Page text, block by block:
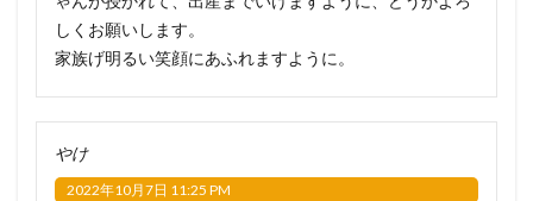
しくお願いします。
家族げ明るい笑顔にあふれますように。
やけ
2022年10月7日 11:25 PM